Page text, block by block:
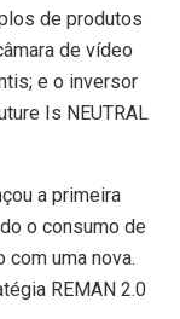
de produtos
de vídeo
e o inversor
Is NEUTRAL
a primeira
o consumo de
com uma nova.
REMAN 2.0